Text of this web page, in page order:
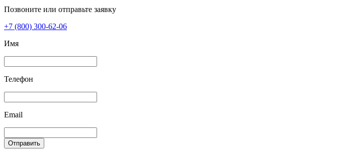
Позвоните или отправьте заявку
+7 (800) 300-62-06
Имя
Телефон
Email
Отправить